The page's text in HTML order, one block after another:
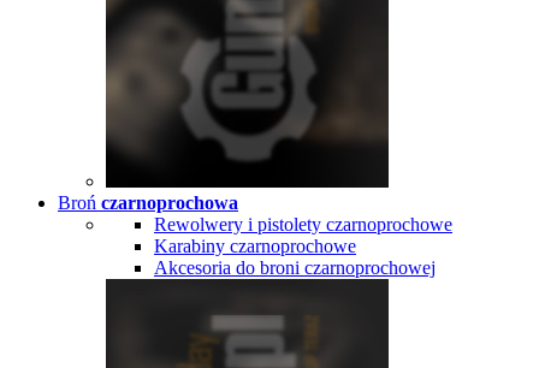
Broń czarnoprochowa
Rewolwery i pistolety czarnoprochowe
Karabiny czarnoprochowe
Akcesoria do broni czarnoprochowej